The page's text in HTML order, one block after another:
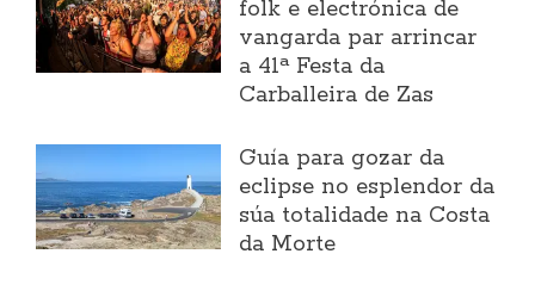
folk e electrónica de
vangarda par arrincar
a 41ª Festa da
Carballeira de Zas
Guía para gozar da
eclipse no esplendor da
súa totalidade na Costa
da Morte